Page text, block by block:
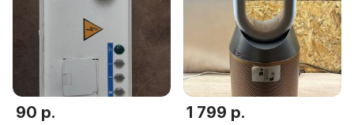
90 р. 1 799 р.